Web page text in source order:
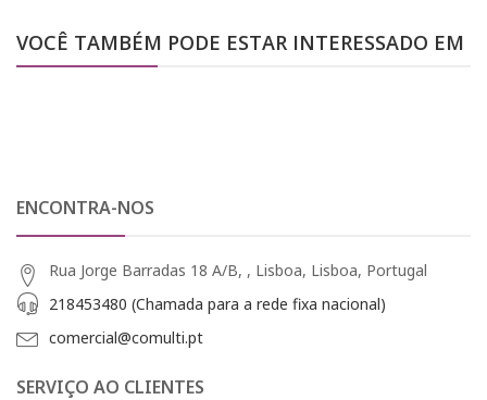
VOCÊ TAMBÉM PODE ESTAR INTERESSADO EM
ENCONTRA-NOS
Rua Jorge Barradas 18 A/B, , Lisboa, Lisboa, Portugal
218453480 (Chamada para a rede fixa nacional)
comercial@comulti.pt
SERVIÇO AO CLIENTES